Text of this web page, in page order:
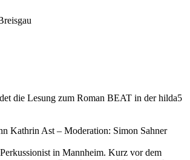
die Lesung zum Roman BEAT in der hilda5
Kathrin Ast – Moderation: Simon Sahner
in Mannheim. Kurz vor dem